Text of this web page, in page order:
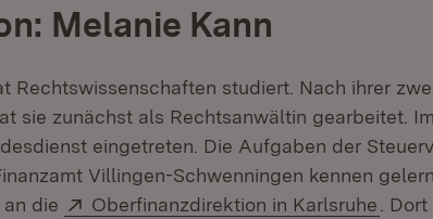
Melanie Kann
Rechtswissenschaften studiert. Nach ihrer
sie zunächst als Rechtsanwältin gearbeitet.
eingetreten. Die Aufgaben der
Villingen-Schwenningen kennen
die
Extern:
Oberfinanzdirektion in Karlsruhe
.